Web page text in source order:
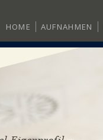
HOME AUFNAHMEN